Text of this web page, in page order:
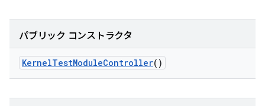
パブリック コンストラクタ
KernelTestModuleController()